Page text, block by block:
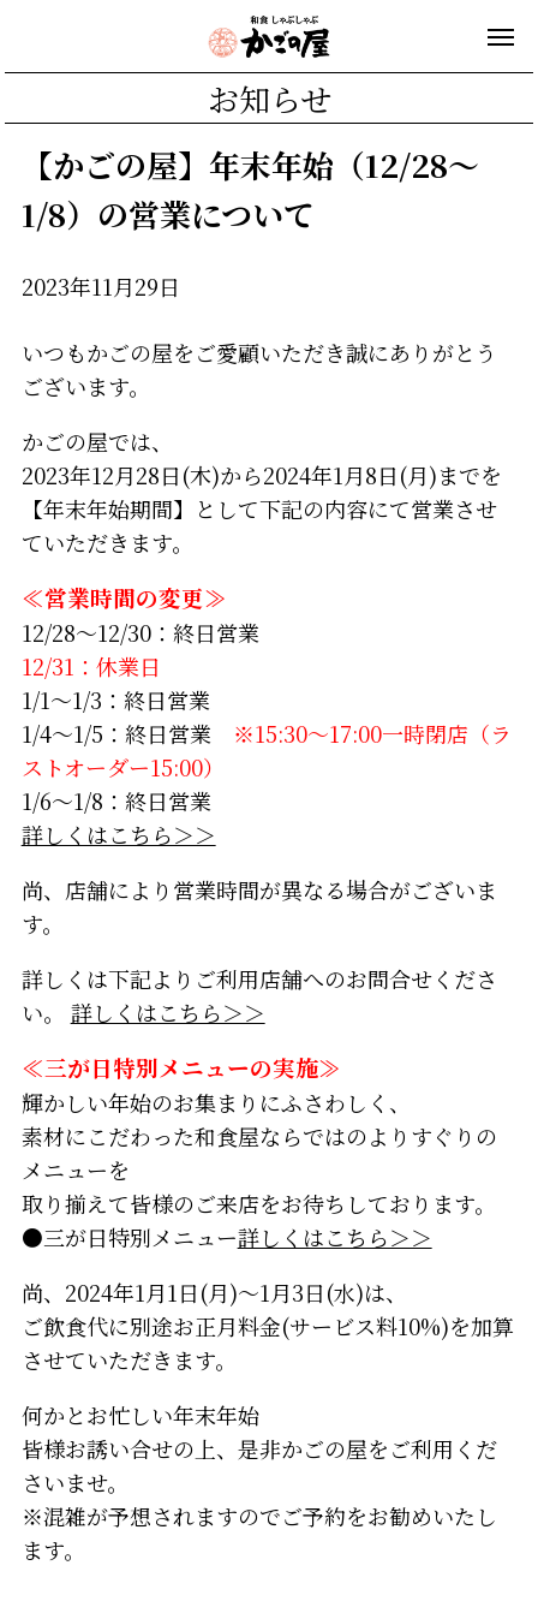
お知らせ
【かごの屋】年末年始（12/28～
1/8）の営業について
2023年11月29日
いつもかごの屋をご愛顧いただき誠にありがとう
ございます。
かごの屋では、
2023年12月28日(木)から2024年1月8日(月)までを
【年末年始期間】として下記の内容にて営業させ
ていただきます。
≪営業時間の変更≫
12/28～12/30：終日営業
12/31：休業日
1/1～1/3：終日営業
1/4～1/5：終日営業 ※15:30～17:00一時閉店（ラ
ストオーダー15:00）
1/6～1/8：終日営業
詳しくはこちら＞＞
尚、店舗により営業時間が異なる場合がございま
す。
詳しくは下記よりご利用店舗へのお問合せくださ
い。 詳しくはこちら＞＞
≪三が日特別メニューの実施≫
輝かしい年始のお集まりにふさわしく、
素材にこだわった和食屋ならではのよりすぐりの
メニューを
取り揃えて皆様のご来店をお待ちしております。
●三が日特別メニュー詳しくはこちら＞＞
尚、2024年1月1日(月)～1月3日(水)は、
ご飲食代に別途お正月料金(サービス料10%)を加算
させていただきます。
何かとお忙しい年末年始
皆様お誘い合せの上、是非かごの屋をご利用くだ
さいませ。
※混雑が予想されますのでご予約をお勧めいたし
ます。